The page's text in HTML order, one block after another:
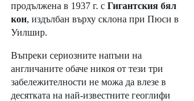
продължена в 1937 г. с Гигантския бял
кон, издълбан върху склона при Пюси в
Уилшир.
Въпреки сериозните напъни на
англичаните обаче никоя от тези три
забележителности не можа да влезе в
десятката на най-известните геоглифи